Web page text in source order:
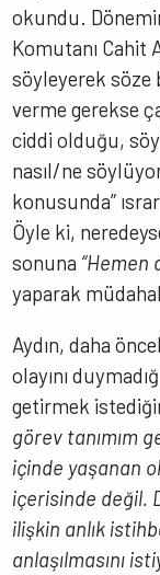
okundu.
Komutanı Cahit
söyleyerek söze
verme gerekse
ciddi olduğu,
nasıl/ne
konusunda”
Öyle ki,
sonuna “Hemen
yaparak
Aydın, daha
olayını
getirmek
görev tanımım
içinde yaşanan
içerisinde değil.
ilişkin anlık
anlaşılmasını